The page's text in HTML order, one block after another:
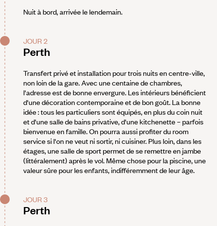
Nuit à bord, arrivée le lendemain.
JOUR 2
Perth
Transfert privé et installation pour trois nuits en centre-ville,
non loin de la gare. Avec une centaine de chambres,
l'adresse est de bonne envergure. Les intérieurs bénéficient
d'une décoration contemporaine et de bon goût. La bonne
idée : tous les particuliers sont équipés, en plus du coin nuit
et d'une salle de bains privative, d'une kitchenette – parfois
bienvenue en famille. On pourra aussi profiter du room
service si l'on ne veut ni sortir, ni cuisiner. Plus loin, dans les
étages, une salle de sport permet de se remettre en jambe
(littéralement) après le vol. Même chose pour la piscine, une
valeur sûre pour les enfants, indifféremment de leur âge.
JOUR 3
Perth